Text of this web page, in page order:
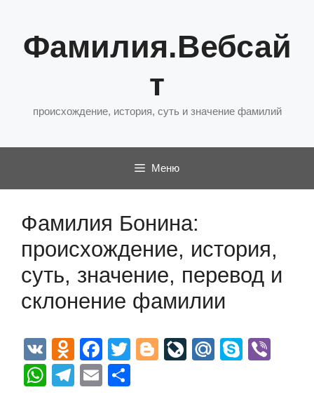
содержимому
Фамилия.Вебсай
т
происхождение, история, суть и значение фамилий
Меню
Фамилия Бонина:
происхождение, история,
суть, значение, перевод и
склонение фамилии
V
K
O
d
F
a
T
Bl
Li
M
S
W
T
E